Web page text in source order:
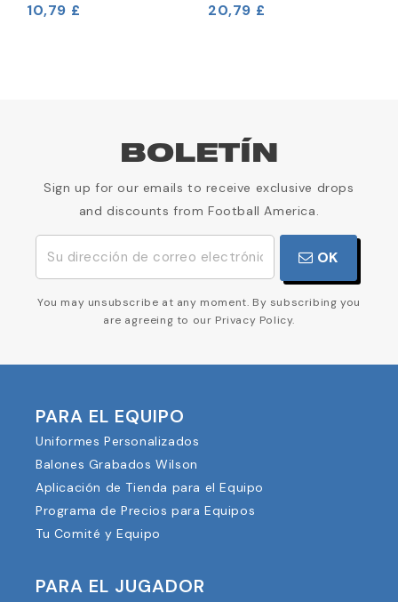
10,79 £ 20,79 £
BOLETÍN
Sign up for our emails to receive exclusive drops
and discounts from Football America.
OK
You may unsubscribe at any moment. By subscribing you
are agreeing to our Privacy Policy.
PARA EL EQUIPO
Uniformes Personalizados
Balones Grabados Wilson
Aplicación de Tienda para el Equipo
Programa de Precios para Equipos
Tu Comité y Equipo
PARA EL JUGADOR